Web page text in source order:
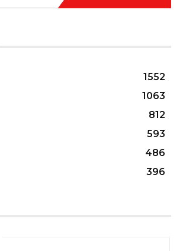
1552
1063
812
593
486
396